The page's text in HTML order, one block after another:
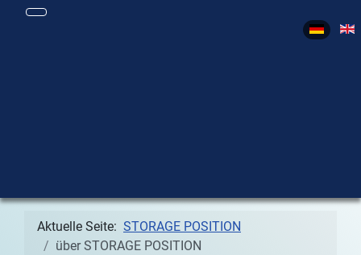
Sprache
Aktuelle Seite: STORAGE POSITION
über STORAGE POSITION